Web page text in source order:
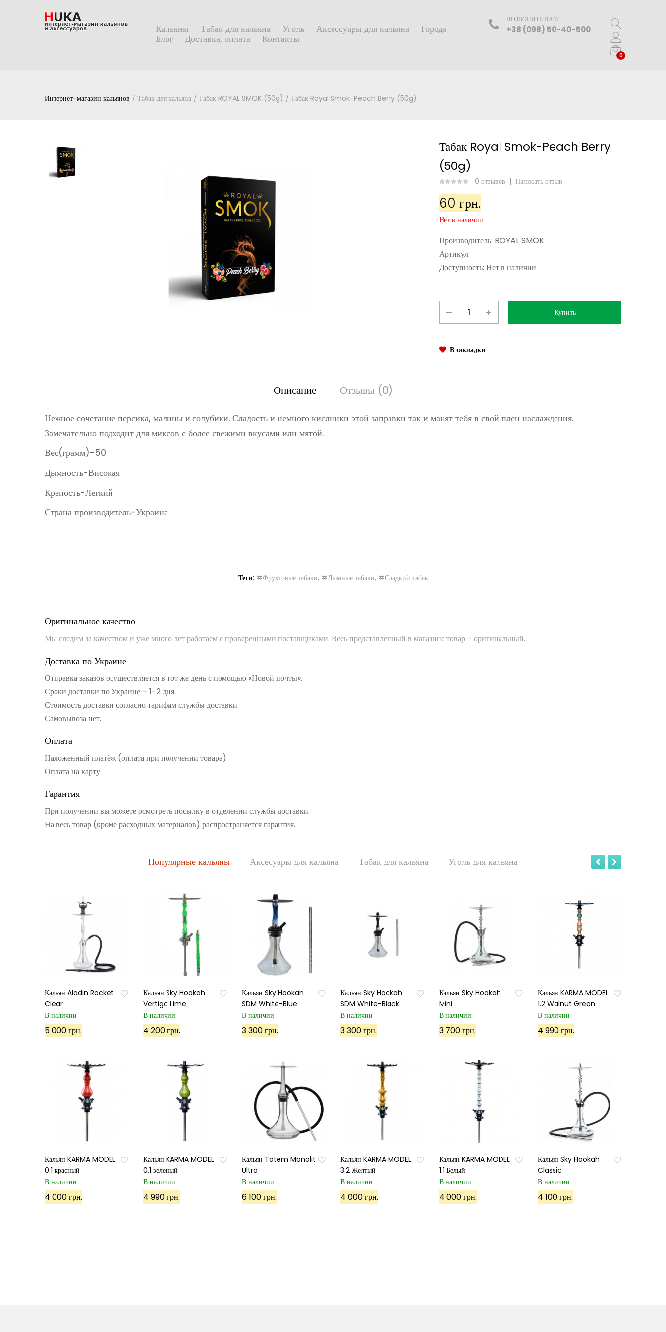
Кальяны Табак для кальяна Уголь Аксессуары для кальяна
Города
Блог
Доставка, оплата Контакты
ПОЗВОНИТЕ НАМ
+38 (098) 50-40-500
0
Интернет-магазин кальянов Табак для кальяна Табак ROYAL SMOK (50g) Табак Royal Smok-Peach Berry (50g)
Табак Royal Smok-Peach Berry
(50g)
0 отзывов | Написать отзыв
60 грн.
Нет в наличии
Производитель: ROYAL SMOK
Артикул:
Доступность: Нет в наличии
В закладки
Описание Отзывы (0)
Нежное сочетание персика, малины и голубики. Сладость и немного кислинки этой заправки так и манят тебя в свой плен наслаждения.
Замечательно подходит для миксов с более свежими вкусами или мятой.
Вес(грамм)-50
Дымность-Високая
Крепость-Легкий
Страна производитель-Украина
Теги: #Фруктовые табаки, #Дымные табаки, #Сладкий табак
Оригинальное качество
Мы следим за качеством и уже много лет работаем с проверенными поставщиками. Весь представленный в магазине товар - оригинальный.
Доставка по Украине
Отправка заказов осуществляется в тот же день с помощью «Новой почты».
Сроки доставки по Украине – 1-2 дня.
Стоимость доставки согласно тарифам службы доставки.
Самовывоза нет.
Оплата
Наложенный платёж (оплата при получении товара)
Оплата на карту.
Гарантия
При получении вы можете осмотреть посылку в отделении службы доставки.
На весь товар (кроме расходных материалов) распространяется гарантия.
Популярные кальяны Аксесуары для кальяна Табак для кальяна Уголь для кальяна
Кальян Aladin Rocket
Clear
В наличии
5 000 грн.
Кальян Sky Hookah
Vertigo Lime
В наличии
4 200 грн.
Кальян Sky Hookah
SDM White-Blue
В наличии
3 300 грн.
Кальян Sky Hookah
SDM White-Black
В наличии
3 300 грн.
Кальян Sky Hookah
Mini
В наличии
3 700 грн.
Кальян KARMA MODEL
1.2 Walnut Green
В наличии
4 990 грн.
Кальян KARMA MODEL
0.1 красный
В наличии
4 000 грн.
Кальян KARMA MODEL
0.1 зеленый
В наличии
4 990 грн.
Кальян Totem Monolit
Ultra
В наличии
6 100 грн.
Кальян KARMA MODEL
3.2 Желтый
В наличии
4 000 грн.
Кальян KARMA MODEL
1.1 Белый
В наличии
4 000 грн.
Кальян Sky Hookah
Classic
В наличии
4 100 грн.